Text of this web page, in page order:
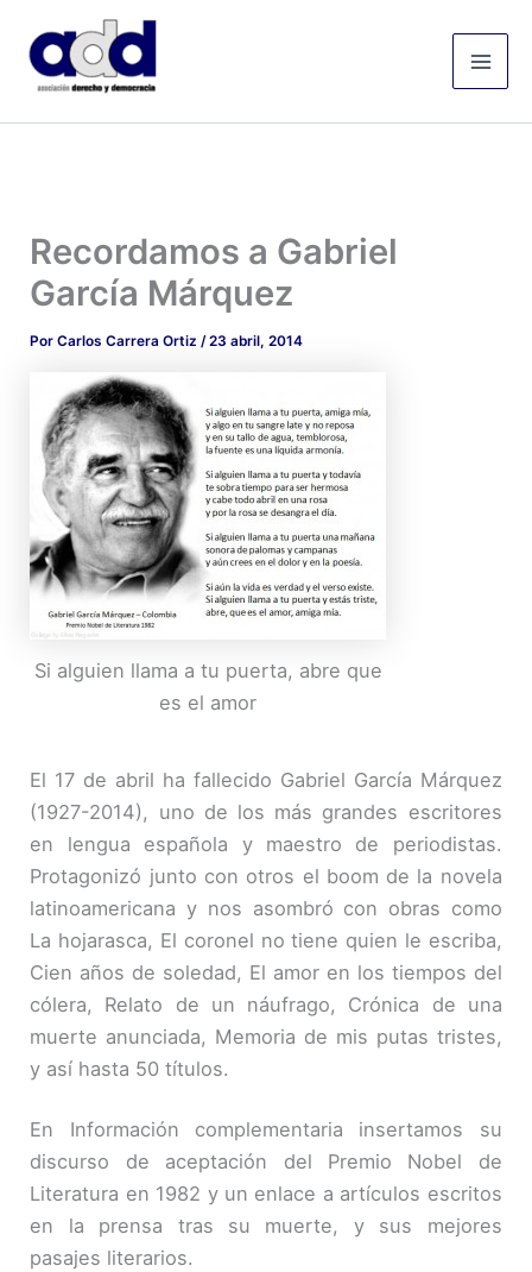
contenido
Recordamos a Gabriel
García Márquez
PorCarlos Carrera Ortiz/23 abril, 2014
Si alguien llama a tu puerta, abre que
es el amor
El 17 de abril ha fallecido Gabriel García Márquez
(1927-2014), uno de los más grandes escritores
en lengua española y maestro de periodistas.
Protagonizó junto con otros el boom de la novela
latinoamericana y nos asombró con obras como
La hojarasca, El coronel no tiene quien le escriba,
Cien años de soledad, El amor en los tiempos del
cólera, Relato de un náufrago, Crónica de una
muerte anunciada, Memoria de mis putas tristes,
y así hasta 50 títulos.
En Información complementaria insertamos su
discurso de aceptación del Premio Nobel de
Literatura en 1982 y un enlace a artículos escritos
en la prensa tras su muerte, y sus mejores
pasajes literarios.